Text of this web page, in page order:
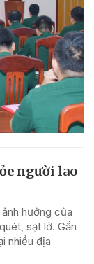
người lao
hưởng của
sạt lở. Gần
nhiều địa